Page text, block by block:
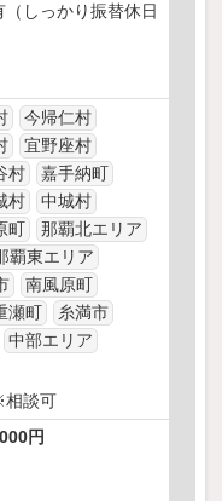
しっかり振替休日
今帰仁村
宜野座村
村
嘉手納町
村
中城村
町
那覇北エリア
覇東エリア
南風原町
瀬町
糸満市
中部エリア
相談可
円